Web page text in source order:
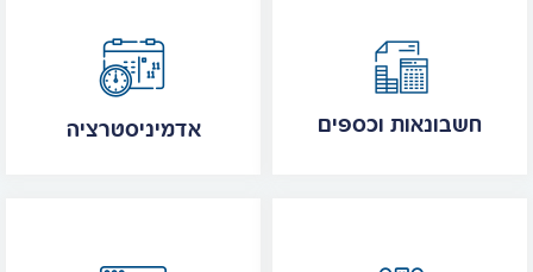
אדמיניסטרציה חשבונאות וכספים